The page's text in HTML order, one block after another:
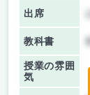
出席
教科書
授業の雰囲
気